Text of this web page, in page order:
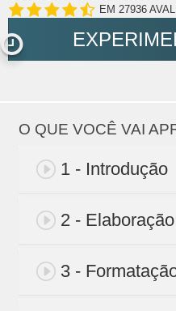
EM 27936
O QUE VOCÊ VAI
1 - Introdução
2 -
3 -